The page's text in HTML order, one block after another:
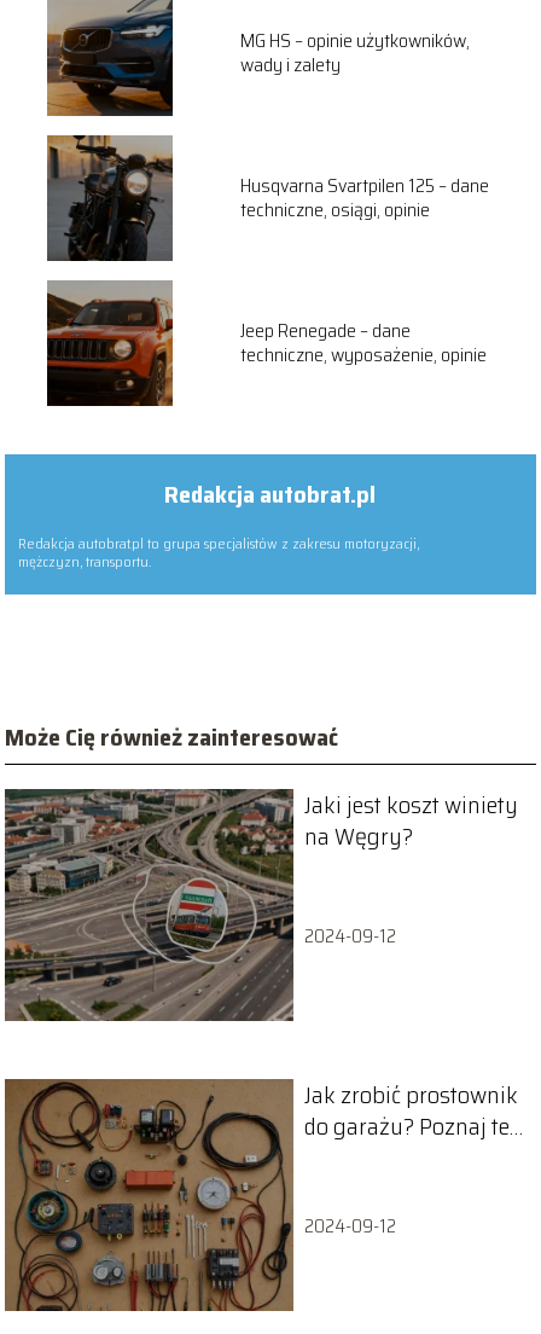
MG HS – opinie użytkowników,
wady i zalety
Husqvarna Svartpilen 125 – dane
techniczne, osiągi, opinie
Jeep Renegade – dane
techniczne, wyposażenie, opinie
Redakcja autobrat.pl
Redakcja autobrat.pl to grupa specjalistów z zakresu motoryzacji,
mężczyzn, transportu.
Może Cię również zainteresować
Jaki jest koszt winiety
na Węgry?
2024-09-12
Jak zrobić prostownik
do garażu? Poznaj ten
2024-09-12